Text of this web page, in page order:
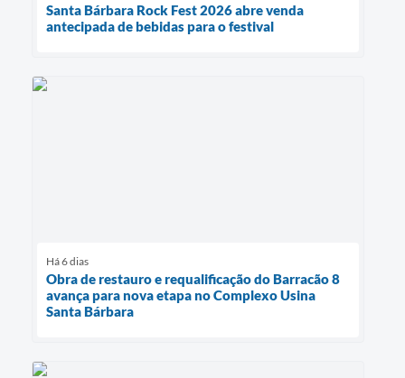
Santa Bárbara Rock Fest 2026 abre venda
antecipada de bebidas para o festival
Há 6 dias
Obra de restauro e requalificação do Barracão 8
avança para nova etapa no Complexo Usina
Santa Bárbara